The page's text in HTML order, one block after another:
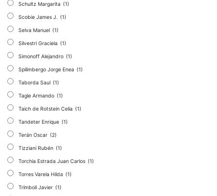
Schultz Margarita (1)
Scobie James J. (1)
Selva Manuel (1)
Silvestri Graciela (1)
Simonoff Alejandro (1)
Spilimbergo Jorge Enea (1)
Taborda Saul (1)
Tagle Armando (1)
Taich de Rotstein Celia (1)
Tandeter Enrique (1)
Terán Oscar (2)
Tizziani Rubén (1)
Torchia Estrada Juan Carlos (1)
Torres Varela Hilda (1)
Trímboli Javier (1)